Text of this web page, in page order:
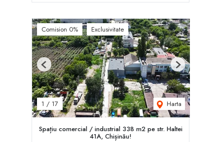
Comision 0% Exclusivitate
1 / 17 Harta
Previous Next
Spațiu comercial / industrial 338 m2 pe str. Haltei
41A, Chișinău!